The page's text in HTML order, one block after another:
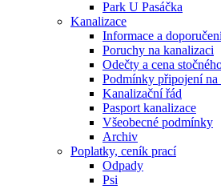
Park U Pasáčka
Kanalizace
Informace a
Poruchy na kanalizaci
Odečty a cena
Podmínky připojení na
Kanalizační řád
Pasport kanalizace
Všeobecné podmínky
Archiv
Poplatky, ceník prací
Odpady
Psi